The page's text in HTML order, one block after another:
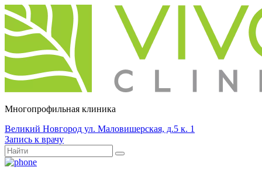
Многопрофильная клиника
Великий Новгород ул. Маловишерская, д.5 к. 1
Запись к врачу